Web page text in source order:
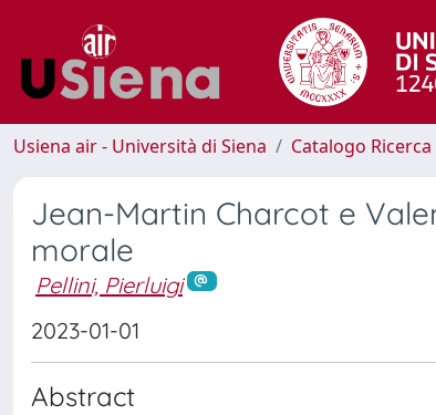
Usiena air - Università di Siena Catalogo Ricerca
Jean-Martin Charcot e
morale
Pellini, Pierluigi
2023-01-01
Abstract